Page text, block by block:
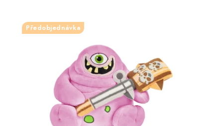
Předobjednávka